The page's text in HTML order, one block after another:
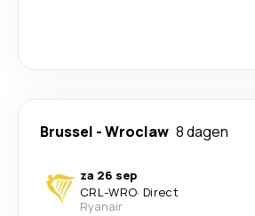
Brussel -Wroclaw 8 dagen
za 26 sep
CRL-WRO· Direct
Ryanair